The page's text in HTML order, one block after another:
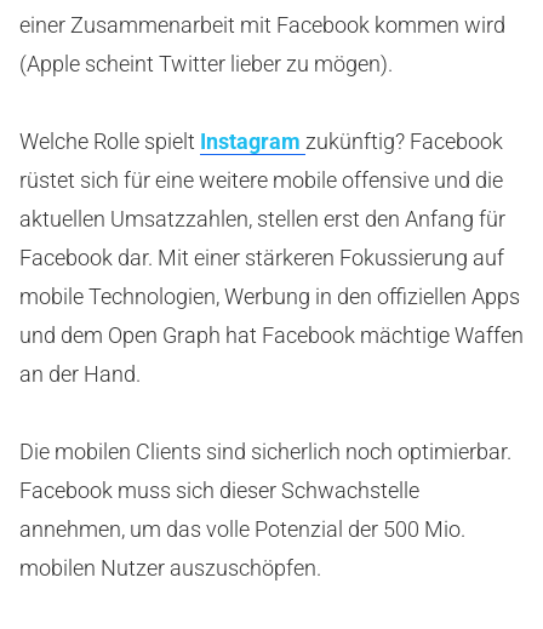
einer Zusammenarbeit mit Facebook kommen wird
(Apple scheint Twitter lieber zu mögen).
Welche Rolle spielt Instagram zukünftig? Facebook
rüstet sich für eine weitere mobile offensive und die
aktuellen Umsatzzahlen, stellen erst den Anfang für
Facebook dar. Mit einer stärkeren Fokussierung auf
mobile Technologien, Werbung in den offiziellen Apps
und dem Open Graph hat Facebook mächtige Waffen
an der Hand.
Die mobilen Clients sind sicherlich noch optimierbar.
Facebook muss sich dieser Schwachstelle
annehmen, um das volle Potenzial der 500 Mio.
mobilen Nutzer auszuschöpfen.